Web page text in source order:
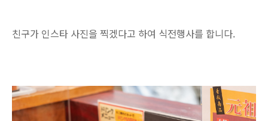
친구가 인스타 사진을 찍겠다고 하여 식전행사를 합니다.